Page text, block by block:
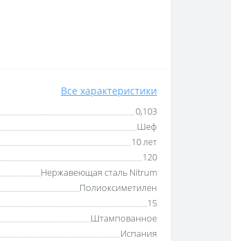
Все характеристики
0,103
Шеф
10 лет
120
Нержавеющая сталь Nitrum
Полиоксиметилен
15
Штампованное
Испания